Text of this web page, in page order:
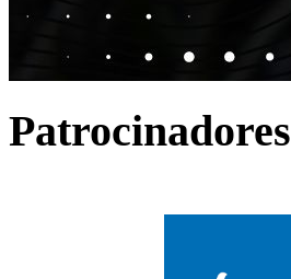
Patrocinadores